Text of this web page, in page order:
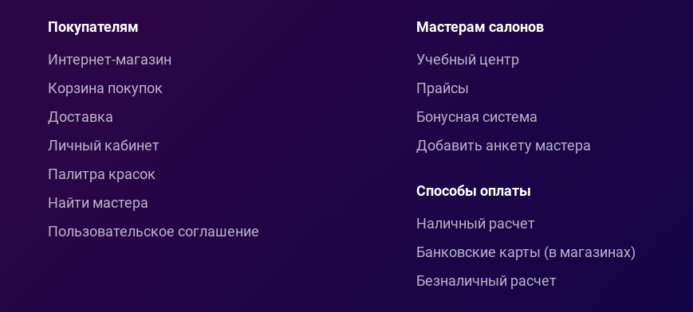
Покупателям
Интернет-магазин
Корзина покупок
Доставка
Личный кабинет
Палитра красок
Найти мастера
Пользовательское соглашение
Мастерам салонов
Учебный центр
Прайсы
Бонусная система
Добавить анкету мастера
Способы оплаты
Наличный расчет
Банковские карты (в магазинах)
Безналичный расчет